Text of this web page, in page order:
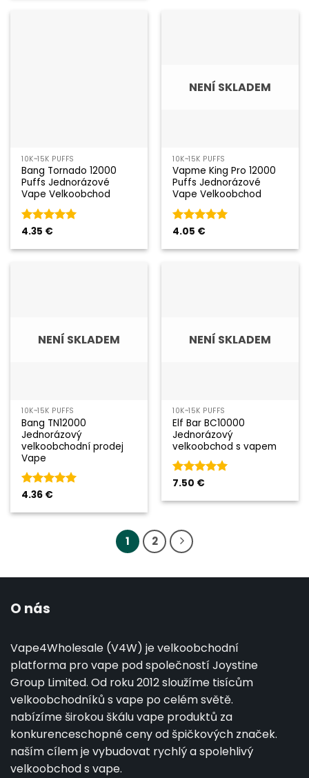
10K~15K PUFFS
Bang Tornado 12000
Puffs Jednorázové
Vape Velkoobchod
Hodnocení
4.35 €
NENÍ SKLADEM
10K~15K PUFFS
Vapme King Pro 12000
Puffs Jednorázové
Vape Velkoobchod
Hodnocení
4.05 €
NENÍ SKLADEM
10K~15K PUFFS
Bang TN12000
Jednorázový
velkoobchodní prodej
Vape
Hodnocení
4.36 €
NENÍ SKLADEM
10K~15K PUFFS
Elf Bar BC10000
Jednorázový
velkoobchod s vapem
Hodnocení
7.50 €
1 2
O nás
Vape4Wholesale (V4W) je velkoobchodní
platforma pro vape pod společností Joystine
Group Limited. Od roku 2012 sloužíme tisícům
velkoobchodníků s vape po celém světě.
nabízíme širokou škálu vape produktů za
konkurenceschopné ceny od špičkových značek.
naším cílem je vybudovat rychlý a spolehlivý
velkoobchod s vape.